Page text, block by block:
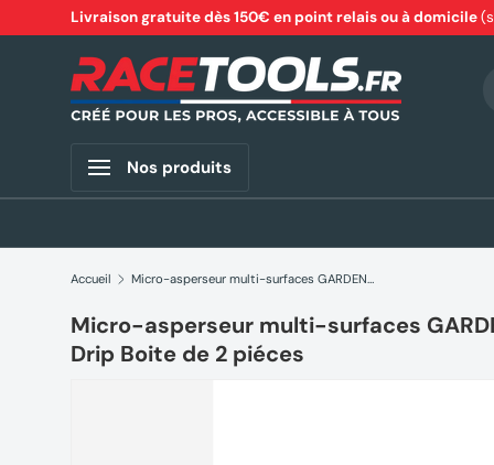
Aller au contenu
Livraison gratuite dès 150€ en point relais ou à domicile
Nos produits
Accueil Micro-asperseur multi-surfaces GARDENA 13324-20 Micro-Drip Boite de 2 piéces
Micro-asperseur multi-surfaces
Drip Boite de 2 piéces